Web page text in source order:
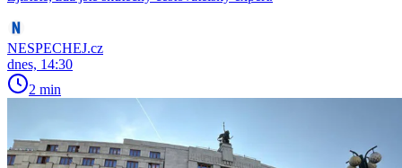
NESPECHEJ.cz
dnes, 14:30
2 min